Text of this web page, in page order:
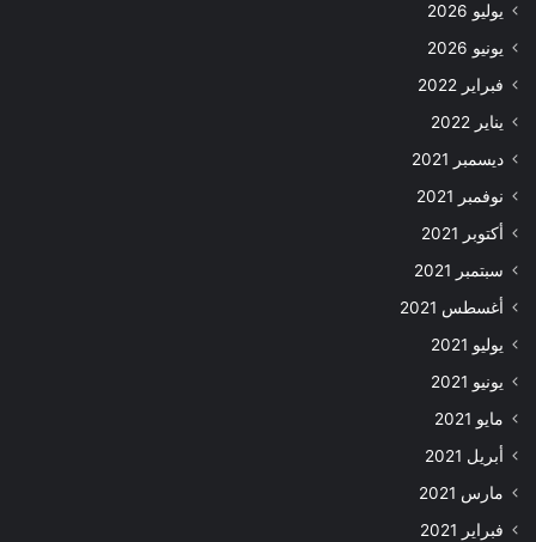
يوليو 2026
يونيو 2026
فبراير 2022
يناير 2022
ديسمبر 2021
نوفمبر 2021
أكتوبر 2021
سبتمبر 2021
أغسطس 2021
يوليو 2021
يونيو 2021
مايو 2021
أبريل 2021
مارس 2021
فبراير 2021